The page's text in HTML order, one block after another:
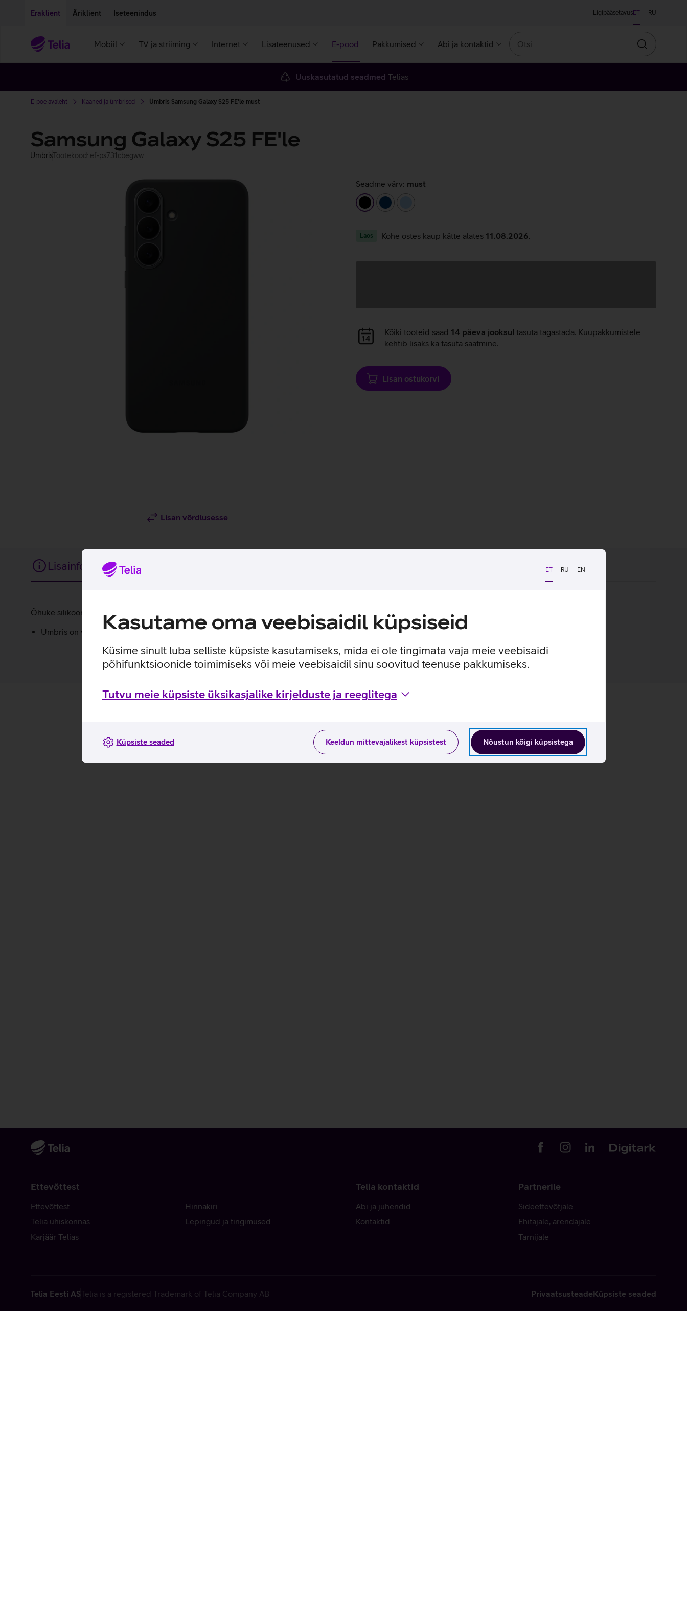
ET RU EN
Kasutame oma veebisaidil küpsiseid
Küsime sinult luba selliste küpsiste kasutamiseks, mida ei ole tingimata vaja meie veebisaidi
põhifunktsioonide toimimiseks või meie veebisaidil sinu soovitud teenuse pakkumiseks.
Tutvu meie küpsiste üksikasjalike kirjelduste ja reeglitega
Nõustun kõigi küpsistega
Keeldun mittevajalikest küpsistest
Küpsiste seaded
Eraklient Äriklient Iseteenindus LigipääsetavusET RU
Mobiil TV ja striiming Internet Lisateenused E-pood Pakkumised Abi ja kontaktid
Otsin
Uuskasutatud seadmed Telias
E-poe avaleht Kaaned ja ümbrised Ümbris Samsung Galaxy S25 FE'le must
Samsung Galaxy S25 FE'le
ÜmbrisTootekood: ef-ps731cbegww
Lisan võrdlusesse
Seadme värv: must
must
tumesinine
Laos Kohe ostes kaup kätte alates 11.08.2026
Andmete
laadimine
Kõiki tooteid saad 14 päeva jooksul tasuta tagastada. Kuupakkumistele
kehtib lisaks ka tasuta saatmine.
Lisan ostukorvi
Lisainfo Tehnilised andmed
Lisainfo
Õhuke silikoonümbris annab sinu uuele telefonile lisakaitsekihi jättes nähtavale seadme disaini. Nii on tagatud telefoni kindel haare ja kaitse kriimustuste eest.
Ümbris on valmistatud 33% taaskasutatud materjalidest.
Ettevõttest
Ettevõttest
Telia ühiskonnas
Karjäär Telias
Hinnakiri
Lepingud ja tingimused
Telia kontaktid
Abi ja juhendid
Kontaktid
Partnerile
Sideettevõtjale
Ehitajale, arendajale
Tarnijale
Telia Eesti ASTelia is a registered Trademark of Telia Company AB PrivaatsusteadeKüpsiste seaded